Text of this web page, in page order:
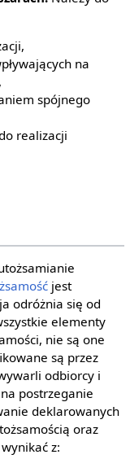
na
spójnego
realizacji
jest
odróżnia się od
elementy
nie są one
są przez
odbiorcy i
postrzeganie
deklarowanych
oraz
z: